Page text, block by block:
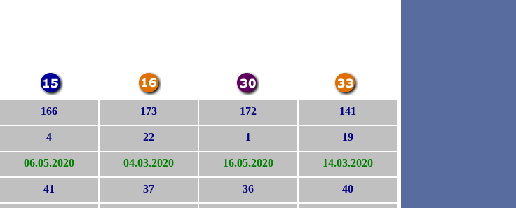
166 173 172 141
4 22 1 19
06.05.2020 04.03.2020 16.05.2020 14.03.2020
41 37 36 40